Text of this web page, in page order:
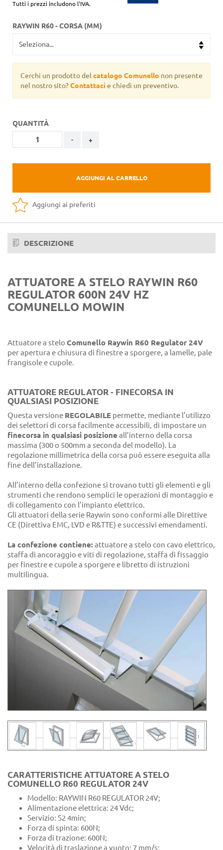
Tutti i prezzi includono l'IVA.
RAYWIN R60 - CORSA (MM)
Cerchi un prodotto del catalogo Comunello non presente
nel nostro sito?Contattacie chiedi un preventivo.
QUANTITÀ
- +
AGGIUNGI AL CARRELLO
Aggiungi ai preferiti
DESCRIZIONE
ATTUATORE A STELO RAYWIN R60
REGULATOR 600N 24V HZ
COMUNELLO MOWIN
Attuatore a stelo Comunello Raywin R60 Regulator 24V
per apertura e chiusura di finestre a sporgere, a lamelle, pale
frangisole e cupole.
ATTUATORE REGULATOR - FINECORSA IN
QUALSIASI POSIZIONE
Questa versione REGOLABILE permette, mediante l’utilizzo
dei selettori di corsa facilmente accessibili, di impostare un
finecorsa in qualsiasi posizione all’interno della corsa
massima (300 o 500mm a seconda del modello). La
regolazione millimetrica della corsa può essere eseguita alla
fine dell’installazione.
All’interno della confezione si trovano tutti gli elementi e gli
strumenti che rendono semplici le operazioni di montaggio e
di collegamento con l’impianto elettrico.
Gli attuatori della serie Raywin sono conformi alle Direttive
CE (Direttiva EMC, LVD e R&TTE) e successivi emendamenti.
La confezione contiene:attuatore a stelo con cavo elettrico,
staffa di ancoraggio e viti di regolazione, staffa di fissaggio
per finestre e cupole a sporgere e libretto di istruzioni
multilingua.
CARATTERISTICHE ATTUATORE A STELO
COMUNELLO R60 REGULATOR 24V
Modello: RAYWIN R60 REGULATOR 24V;
Alimentazione elettrica: 24 Vdc;
Servizio: S2 4min;
Forza di spinta: 600N;
Forza di trazione: 600N;
Velocità di traslazione a vuoto: 7 mm/s;